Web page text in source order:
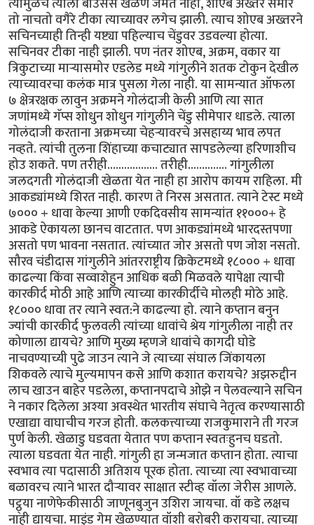
तो नाचतो वगैरे टीका त्याच्यावर लगेच झाली. त्याच शोएब अख्तरने
सचिनच्याही तिन्ही यष्ट्या पहिल्याच चेंडुवर उडवल्या होत्या.
सचिनवर टीका नाही झाली. पण नंतर शोएब, अक्रम, वकार या
त्रिकुटाच्या मार्‍यासमोर एडलेड मध्ये गांगुलीने शतक टोकुन देखील
त्याच्यावरचा कलंक मात्र पुसला गेला नाही. या सामन्यात ऑफला
७ क्षेत्ररक्षक लावुन अक्रमने गोलंदाजी केली आणि त्या सात
जणांमध्ये गॅप्स शोधुन शोधुन गांगुलीने चेंडु सीमेपार धाडले. त्याला
गोलंदाजी करताना अक्रमच्या चेहर्‍यावरचे असहाय्य भाव लपत
नव्हते. त्यांची तुलना शिंहाच्या कचाट्यात सापडलेल्या हरिणाशीच
होउ शकते. पण तरीही.................. तरीही.............. गांगुलीला
जलदगती गोलंदाजी खेळता येत नाही हा आरोप कायम राहिला. मी
आकड्यांमध्ये शिरत नाही. कारण ते निरस असतात. त्याने टेस्ट मध्ये
७००० + धावा केल्या आणी एकदिवसीय सामन्यांत ११०००+ हे
आकडे ऐकायला छानच वाटतात. पण आकड्यांमध्ये भारदस्तपणा
असतो पण भावना नसतात. त्यांच्यात जोर असतो पण जोश नसतो.
सौरव चंडीदास गांगुलीने आंतरराष्ट्रीय क्रिकेटमध्ये १८००० + धावा
काढल्या किंवा सव्वाशेहुन आधिक बळी मिळवले यापेक्षा त्याची
कारकीर्द मोठी आहे आणि त्याच्या कारकीर्दीचे मोलही मोठे आहे.
१८००० धावा तर त्याने स्वत:ने काढल्या हो. त्याने कप्तान बनुन
ज्यांची कारकीर्द फुलवली त्यांच्या धावांचे श्रेय गांगुलीला नाही तर
कोणाला द्यायचे? आणि मुख्य म्हणजे धावांचे कागदी घोडे
नाचवण्याच्यी पुढे जाउन त्याने जे त्याच्या संघाल जिंकायला
शिकवले त्याचे मुल्यमापन कसे आणि कशात करायचे? अझरुद्दीन
लाच खाउन बाहेर पडलेला, कप्तानपदाचे ओझे न पेलवल्याने सचिन
ने नकार दिलेला अश्या अवस्थेत भारतीय संघाचे नेतृत्व करण्यासाठी
एखाद्या वाघाचीच गरज होती. कलकत्त्याच्या राजकुमाराने ती गरज
पुर्ण केली. खेळाडु घडवता येतात पण कप्तान स्वतःहुनच घडतो.
त्याला घडवता येत नाही. गांगुली हा जन्मजात कप्तान होता. त्याचा
स्वभाव त्या पदासाठी अतिशय पूरक होता. त्याच्या त्या स्वभावाच्या
बळावरच त्याने भारत दौर्‍यावर साक्षात स्टीव्ह वॉला जेरीस आणले.
पट्ठ्या नाणेफेकीसाठी जाणूनबुजुन उशिरा जायचा. वॉ कडे लक्षच
नाही द्यायचा. माइंड गेम खेळण्यात वॉशी बरोबरी करायचा. त्याच्या